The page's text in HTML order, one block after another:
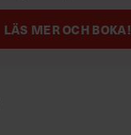
LÄS MER OCH BOKA!